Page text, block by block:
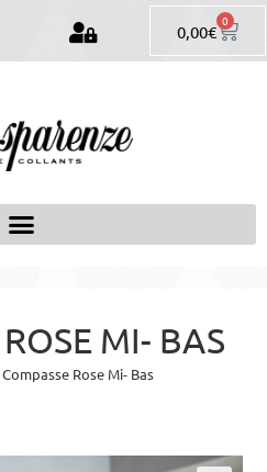
0,00€ 0
MI- BAS
Compasse Rose Mi- Bas